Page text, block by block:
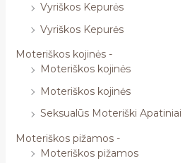
Vyriškos Kepurės
Vyriškos Kepurės
Moteriškos kojinės -
Moteriškos kojinės
Moteriškos kojinės
Seksualūs Moteriški Apatiniai
Moteriškos pižamos -
Moteriškos pižamos